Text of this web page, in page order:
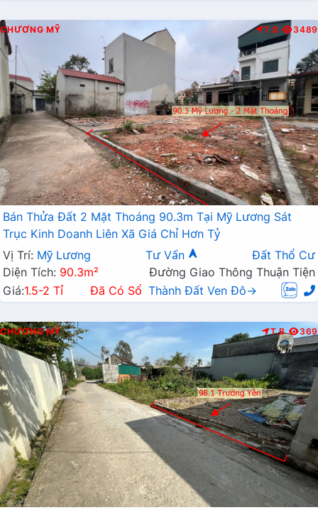
CHƯƠNG MỸ T.B 3489
Bán Thửa Đất 2 Mặt Thoáng 90.3m Tại Mỹ Lương Sát
Trục Kinh Doanh Liên Xã Giá Chỉ Hơn Tỷ
Vị Trí: Mỹ Lương Tư Vấn
Đất Thổ Cư
Diện Tích: 90.3m²
Đường Giao Thông Thuận Tiện
Giá:1.5-2 Tỉ Đã Có Sổ Thành Đất Ven Đô→
CHƯƠNG MỸ T.B 369